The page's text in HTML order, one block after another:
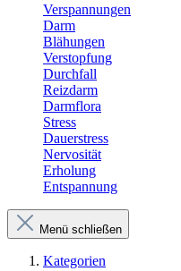
Verspannungen
Darm
Blähungen
Verstopfung
Durchfall
Reizdarm
Darmflora
Stress
Dauerstress
Nervosität
Erholung
Entspannung
Menü schließen
Kategorien